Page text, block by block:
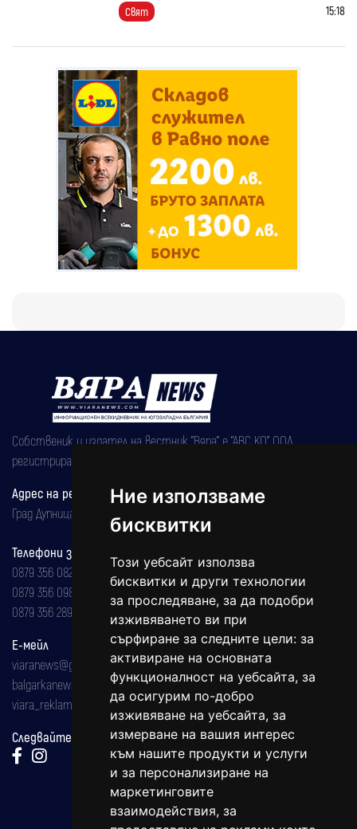
Ние използваме
бисквитки
Този уебсайт използва
бисквитки и други технологии
за проследяване, за да подобри
изживяването ви при
сърфиране за следните цели: за
активиране на основната
функционалност на уебсайта, за
да осигурим по-добро
изживяване на уебсайта, за
измерване на вашия интерес
към нашите продукти и услуги
и за персонализиране на
маркетинговите
взаимодействия, за
Свят 15:18
Собственик и издател на вестник "Вяра" е "АВС КО" ООД,
регистрирана на 08.05.2002 година.
Адрес на редакцията
Град Дупница, ул.''Христо Ботев" 43
Телефони за реклама и абонаменти
0879 356 082
0879 356 098
0879 356 289
Е-мейл
viaranews@gmail.com
balgarkanews@gmail.com
viara_reklama@mail.bg
Следвайте ни: